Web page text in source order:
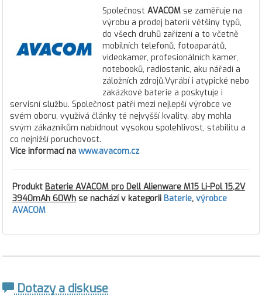
Společnost AVACOM se zaměřuje na
výrobu a prodej baterií většiny typů,
do všech druhů zařízení a to včetně
mobilních telefonů, fotoaparátů,
videokamer, profesionálních kamer,
notebooků, radiostanic, aku nářadí a
záložních zdrojů.Vyrábí i atypické nebo
zakázkové baterie a poskytuje i
servisní službu. Společnost patří mezi nejlepší výrobce ve
svém oboru, využívá články té nejvyšší kvality, aby mohla
svým zákazníkům nabídnout vysokou spolehlivost, stabilitu a
co nejnižší poruchovost.
Více informací na www.avacom.cz
Produkt Baterie AVACOM pro Dell Alienware M15 Li-Pol 15,2V
3940mAh 60Wh se nachází v kategorii Baterie, výrobce
AVACOM
Dotazy a diskuse